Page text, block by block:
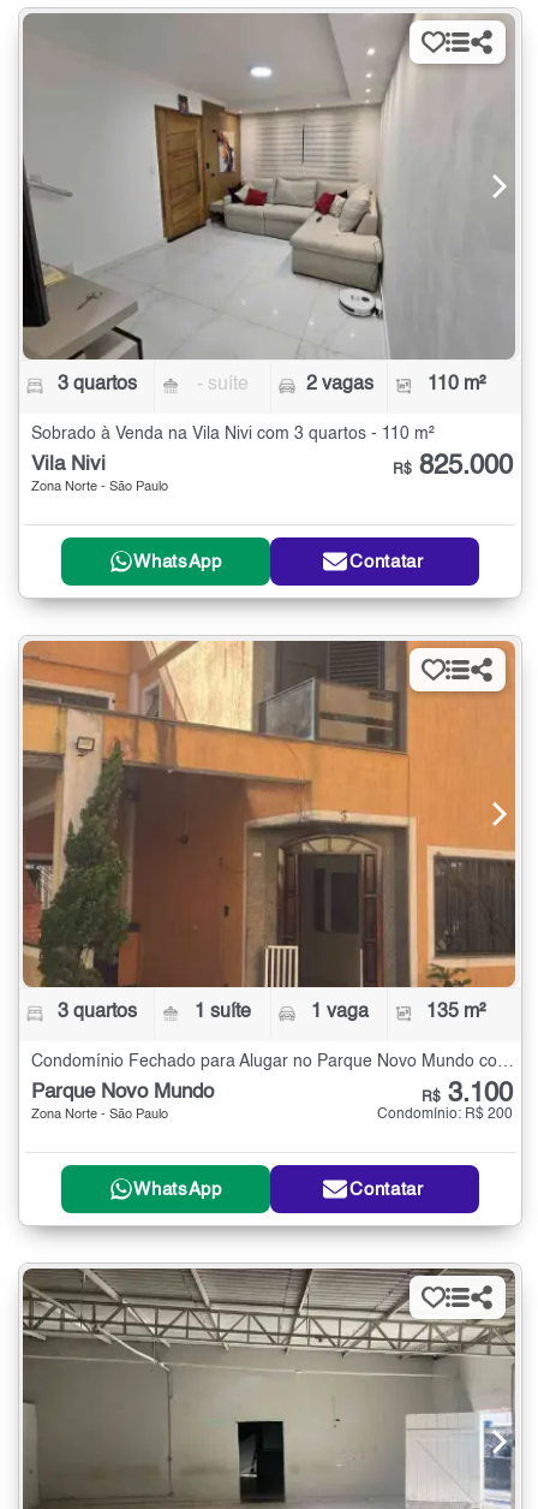
3 quartos - suíte 2 vagas 110 m²
Sobrado à Venda na Vila Nivi com 3 quartos - 110 m²
Vila Nivi
Zona Norte - São Paulo
R$ 825.000
WhatsApp Contatar
3 quartos 1 suíte 1 vaga 135 m²
Condomínio Fechado para Alugar no Parque Novo Mundo com 3 quartos - 135 m²
Parque Novo Mundo
Zona Norte - São Paulo
R$ 3.100
Condomínio: R$ 200
WhatsApp Contatar